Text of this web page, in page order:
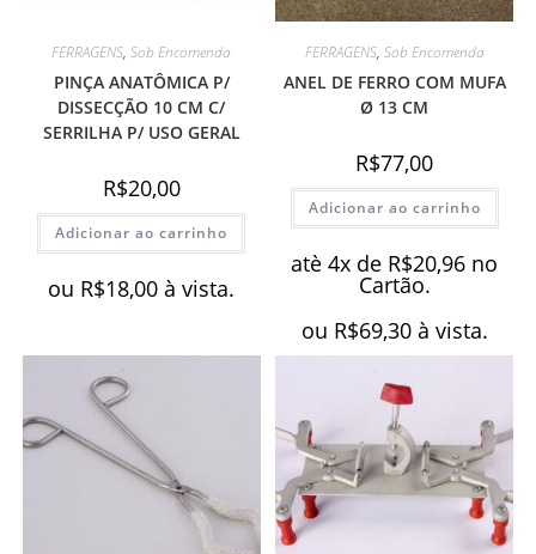
FERRAGENS,Sob Encomenda
PINÇA ANATÔMICA P/
DISSECÇÃO 10 CM C/
SERRILHA P/ USO GERAL
R$20,00
Adicionar ao carrinho
ou R$18,00 à vista.
FERRAGENS, Sob Encomenda
ANEL DE FERRO COM MUFA
Ø 13 CM
R$77,00
Adicionar ao carrinho
atè 4x de R$20,96 no
Cartão.
ou R$69,30 à vista.